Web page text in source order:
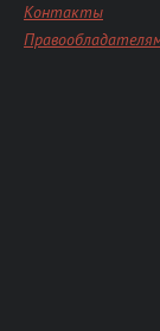
Контакты